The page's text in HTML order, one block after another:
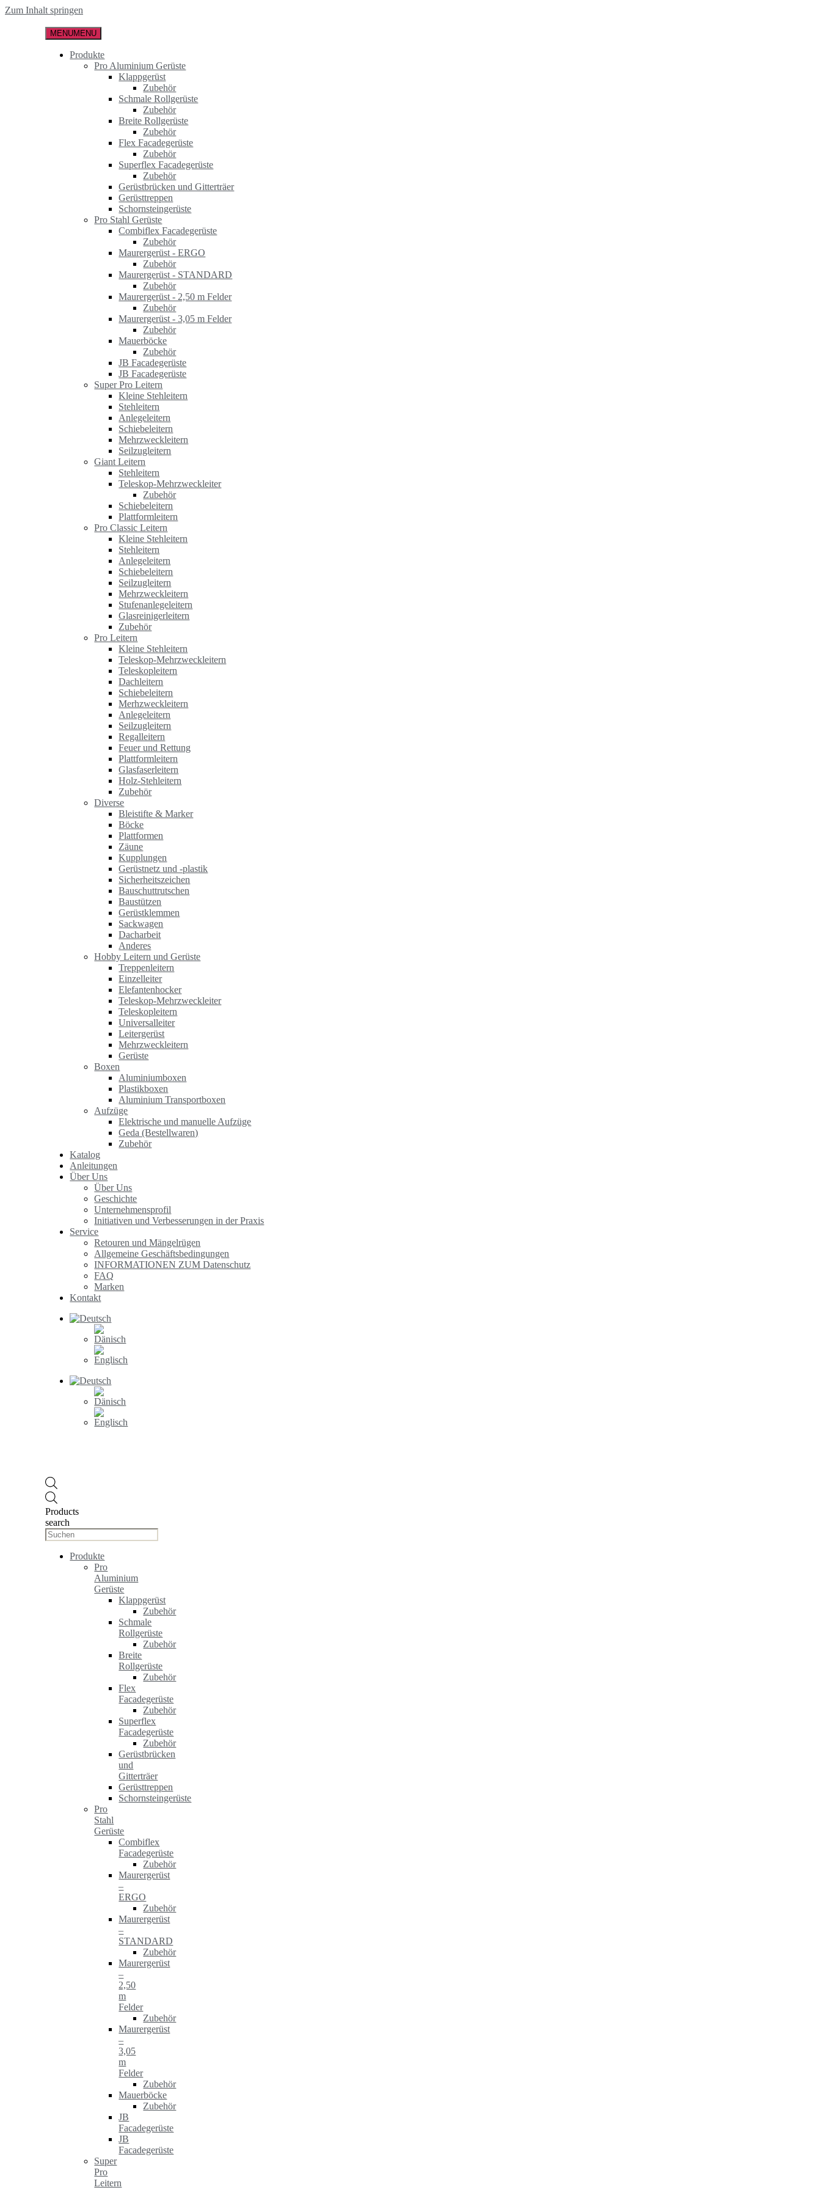
Zum Inhalt springen
MENUMENU
Produkte
Pro Aluminium Gerüste
Klappgerüst
Zubehör
Schmale Rollgerüste
Zubehör
Breite Rollgerüste
Zubehör
Flex Facadegerüste
Zubehör
Superflex Facadegerüste
Zubehör
Gerüstbrücken und Gitterträer
Gerüsttreppen
Schornsteingerüste
Pro Stahl Gerüste
Combiflex Facadegerüste
Zubehör
Maurergerüst - ERGO
Zubehör
Maurergerüst - STANDARD
Zubehör
Maurergerüst - 2,50 m Felder
Zubehör
Maurergerüst - 3,05 m Felder
Zubehör
Mauerböcke
Zubehör
JB Facadegerüste
JB Facadegerüste
Super Pro Leitern
Kleine Stehleitern
Stehleitern
Anlegeleitern
Schiebeleitern
Mehrzweckleitern
Seilzugleitern
Giant Leitern
Stehleitern
Teleskop-Mehrzweckleiter
Zubehör
Schiebeleitern
Plattformleitern
Pro Classic Leitern
Kleine Stehleitern
Stehleitern
Anlegeleitern
Schiebeleitern
Seilzugleitern
Mehrzweckleitern
Stufenanlegeleitern
Glasreinigerleitern
Zubehör
Pro Leitern
Kleine Stehleitern
Teleskop-Mehrzweckleitern
Teleskopleitern
Dachleitern
Schiebeleitern
Merhzweckleitern
Anlegeleitern
Seilzugleitern
Regalleitern
Feuer und Rettung
Plattformleitern
Glasfaserleitern
Holz-Stehleitern
Zubehör
Diverse
Bleistifte & Marker
Böcke
Plattformen
Zäune
Kupplungen
Gerüstnetz und -plastik
Sicherheitszeichen
Bauschuttrutschen
Baustützen
Gerüstklemmen
Sackwagen
Dacharbeit
Anderes
Hobby Leitern und Gerüste
Treppenleitern
Einzelleiter
Elefantenhocker
Teleskop-Mehrzweckleiter
Teleskopleitern
Universalleiter
Leitergerüst
Mehrzweckleitern
Gerüste
Boxen
Aluminiumboxen
Plastikboxen
Aluminium Transportboxen
Aufzüge
Elektrische und manuelle Aufzüge
Geda (Bestellwaren)
Zubehör
Katalog
Anleitungen
Über Uns
Über Uns
Geschichte
Unternehmensprofil
Initiativen und Verbesserungen in der Praxis
Service
Retouren und Mängelrügen
Allgemeine Geschäftsbedingungen
INFORMATIONEN ZUM Datenschutz
FAQ
Marken
Kontakt
Products
search
Produkte
Pro
Aluminium
Gerüste
Klappgerüst
Zubehör
Schmale
Rollgerüste
Zubehör
Breite
Rollgerüste
Zubehör
Flex
Facadegerüste
Zubehör
Superflex
Facadegerüste
Zubehör
Gerüstbrücken
und
Gitterträer
Gerüsttreppen
Schornsteingerüste
Pro
Stahl
Gerüste
Combiflex
Facadegerüste
Zubehör
Maurergerüst
–
ERGO
Zubehör
Maurergerüst
–
STANDARD
Zubehör
Maurergerüst
–
2,50
m
Felder
Zubehör
Maurergerüst
–
3,05
m
Felder
Zubehör
Mauerböcke
Zubehör
JB
Facadegerüste
JB
Facadegerüste
Super
Pro
Leitern